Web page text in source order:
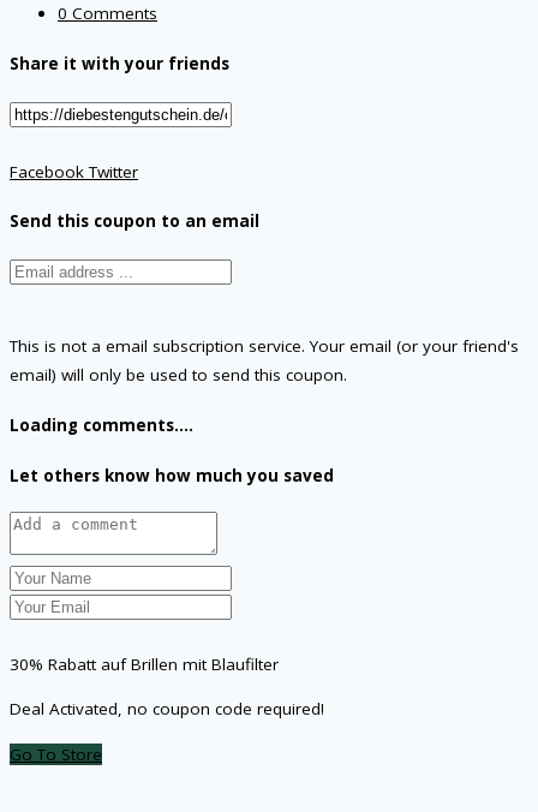
0 Comments
Share it with your friends
FacebookTwitter
Send this coupon to an email
This is not a email subscription service. Your email (or your friend's
email) will only be used to send this coupon.
Loading comments....
Let others know how much you saved
30% Rabatt auf Brillen mit Blaufilter
Deal Activated, no coupon code required!
Go To Store